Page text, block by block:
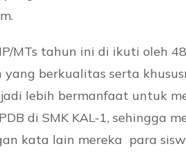
MTs tahun ini di ikuti oleh
berkualitas serta
lebih bermanfaat untuk
di SMK KAL-1, sehingga
kata lain mereka para